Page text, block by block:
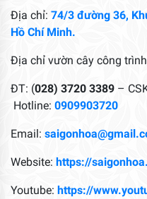
Địa chỉ: 74/3 đường 36,
Hồ Chí Minh.
Địa chỉ vườn cây công
ĐT: (028) 3720 3389 –
Hotline: 0909903720
Email:
Website: https://
Youtube: https://